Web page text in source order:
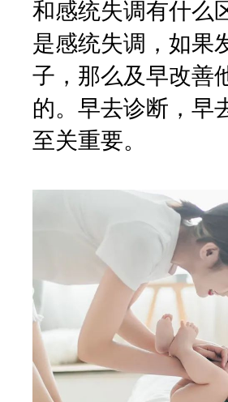
和感统失调有什么
是感统失调，如果
子，那么及早改善
的。早去诊断，早
至关重要。